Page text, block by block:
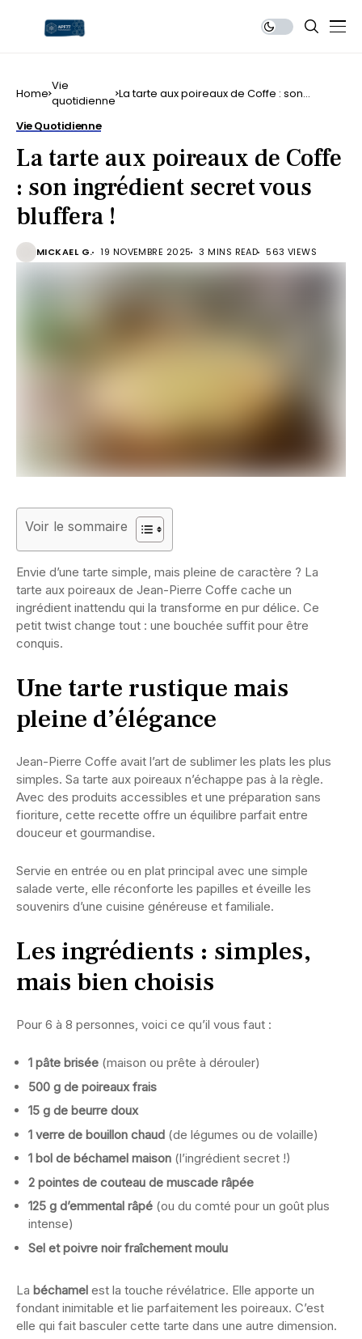
Home Vie
quotidienne La tarte aux poireaux de Coffe : son
Vie Quotidienne
La tarte aux poireaux de Coffe
: son ingrédient secret vous
bluffera !
MICKAEL G. 19 NOVEMBRE 2025 3 MINS READ 563 VIEWS
Voir le sommaire
Envie d’une tarte simple, mais pleine de caractère ? La
tarte aux poireaux de Jean-Pierre Coffe cache un
ingrédient inattendu qui la transforme en pur délice. Ce
petit twist change tout : une bouchée suffit pour être
conquis.
Une tarte rustique mais
pleine d’élégance
Jean-Pierre Coffe avait l’art de sublimer les plats les plus
simples. Sa tarte aux poireaux n’échappe pas à la règle.
Avec des produits accessibles et une préparation sans
fioriture, cette recette offre un équilibre parfait entre
douceur et gourmandise.
Servie en entrée ou en plat principal avec une simple
salade verte, elle réconforte les papilles et éveille les
souvenirs d’une cuisine généreuse et familiale.
Les ingrédients : simples,
mais bien choisis
Pour 6 à 8 personnes, voici ce qu’il vous faut :
1 pâte brisée (maison ou prête à dérouler)
500 g de poireaux frais
15 g de beurre doux
1 verre de bouillon chaud (de légumes ou de volaille)
1 bol de béchamel maison (l’ingrédient secret !)
2 pointes de couteau de muscade râpée
125 g d’emmental râpé (ou du comté pour un goût plus
intense)
Sel et poivre noir fraîchement moulu
La béchamel est la touche révélatrice. Elle apporte un
fondant inimitable et lie parfaitement les poireaux. C’est
elle qui fait basculer cette tarte dans une autre dimension.